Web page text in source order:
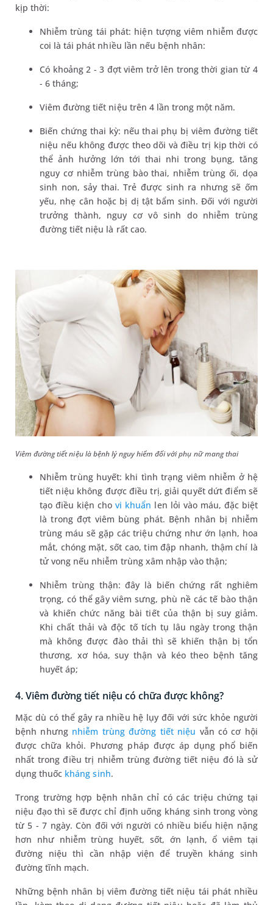
kịp thời:
Nhiễm trùng tái phát: hiện tượng viêm nhiễm được
coi là tái phát nhiều lần nếu bệnh nhân:
Có khoảng 2 - 3 đợt viêm trở lên trong thời gian từ 4
- 6 tháng;
Viêm đường tiết niệu trên 4 lần trong một năm.
Biến chứng thai kỳ: nếu thai phụ bị viêm đường tiết
niệu nếu không được theo dõi và điều trị kịp thời có
thể ảnh hưởng lớn tới thai nhi trong bụng, tăng
nguy cơ nhiễm trùng bào thai, nhiễm trùng ối, dọa
sinh non, sảy thai. Trẻ được sinh ra nhưng sẽ ốm
yếu, nhẹ cân hoặc bị dị tật bẩm sinh. Đối với người
trưởng thành, nguy cơ vô sinh do nhiễm trùng
đường tiết niệu là rất cao.
Viêm đường tiết niệu là bệnh lý nguy hiểm đối với phụ nữ mang thai
Nhiễm trùng huyết: khi tình trạng viêm nhiễm ở hệ
tiết niệu không được điều trị, giải quyết dứt điểm sẽ
tạo điều kiện chovi khuẩn len lỏi vào máu, đặc biệt
là trong đợt viêm bùng phát. Bệnh nhân bị nhiễm
trùng máu sẽ gặp các triệu chứng như ớn lạnh, hoa
mắt, chóng mặt, sốt cao, tim đập nhanh, thậm chí là
tử vong nếu nhiễm trùng xâm nhập vào thận;
Nhiễm trùng thận: đây là biến chứng rất nghiêm
trọng, có thể gây viêm sưng, phù nề các tế bào thận
và khiến chức năng bài tiết của thận bị suy giảm.
Khi chất thải và độc tố tích tụ lâu ngày trong thận
mà không được đào thải thì sẽ khiến thận bị tổn
thương, xơ hóa, suy thận và kéo theo bệnh tăng
huyết áp;
4. Viêm đường tiết niệu có chữa được không?
Mặc dù có thể gây ra nhiều hệ lụy đối với sức khỏe người
bệnh nhưng nhiễm trùng đường tiết niệu vẫn có cơ hội
được chữa khỏi. Phương pháp được áp dụng phổ biến
nhất trong điều trị nhiễm trùng đường tiết niệu đó là sử
dụng thuốc kháng sinh.
Trong trường hợp bệnh nhân chỉ có các triệu chứng tại
niệu đạo thì sẽ được chỉ định uống kháng sinh trong vòng
từ 5 - 7 ngày. Còn đối với người có nhiều biểu hiện nặng
hơn như nhiễm trùng huyết, sốt, ớn lạnh, ổ viêm tại
đường niệu thì cần nhập viện để truyền kháng sinh
đường tĩnh mạch.
Những bệnh nhân bị viêm đường tiết niệu tái phát nhiều